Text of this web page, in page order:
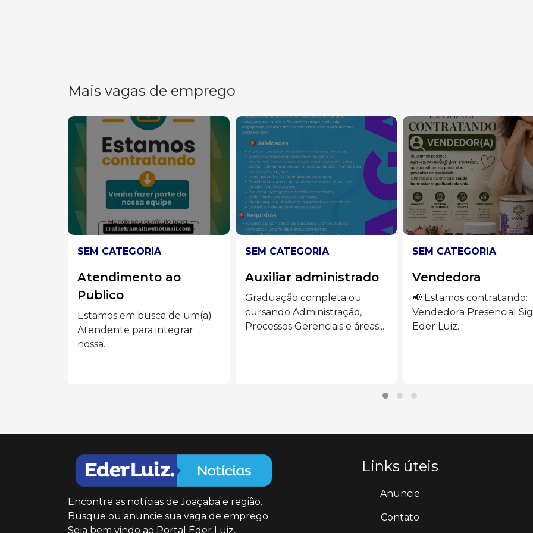
Mais vagas de emprego
SEM CATEGORIA
Auxiliar administrado
Graduação completa ou
cursando Administração,
Processos Gerenciais e áreas...
SEM CATEGORIA
Vendedora
📢 Estamos contratando:
Vendedora Presencial Siga o
Eder Luiz...
SEM CATEGORIA
Auxiliar de
🍽️ VAGAS ABERTAS –
AUXILIAR DE COZINHA
o...
Encontre as notícias de Joaçaba e região.
Busque ou anuncie sua vaga de emprego.
Seja bem vindo ao Portal Éder Luiz,
Links úteis
Anuncie
Contato